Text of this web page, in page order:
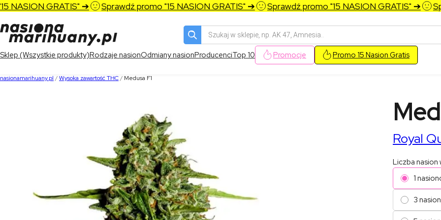
GRATIS" ➔ Sprawdź promo "15 NASION GRATIS" ➔ Sprawdź promo "15 NASION GRATIS" ➔
Wyszukiwarka
produktów
Sklep (Wszystkie produkty)Rodzaje nasionOdmiany nasionProducenciTop 10 Promocje Promo 15 Nasion Gratis
nasionamarihuany.pl /Wysoka zawartość THC/ Medusa F1
Royal
Liczba nasion
1
3